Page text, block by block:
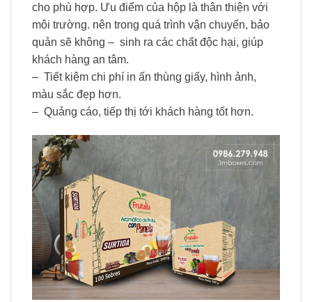
cho phù hợp. Ưu điểm của hộp là thân thiện với
môi trường. nên trong quá trình vận chuyển, bảo
quản sẽ không – sinh ra các chất độc hại, giúp
khách hàng an tâm.
– Tiết kiệm chi phí in ấn thùng giấy, hình ảnh,
màu sắc đẹp hơn.
– Quảng cáo, tiếp thị tới khách hàng tốt hơn.